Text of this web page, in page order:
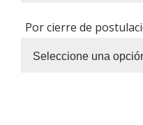
Por cierre de